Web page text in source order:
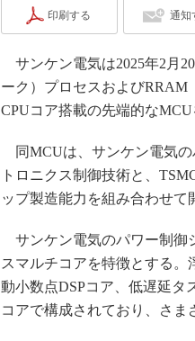
印刷する 通知
サンケン電気は2025年2月20
ーク）プロセスおよびRRAM
CPUコア搭載の先端的な
同MCUは、サンケン電気の
トロニクス制御技術と、
ップ製造能力を組み合わせて
サンケン電気のパワー制御
スマルチコアを特徴とする。
動小数点DSPコア、低遅延タ
コアで構成されており、さま